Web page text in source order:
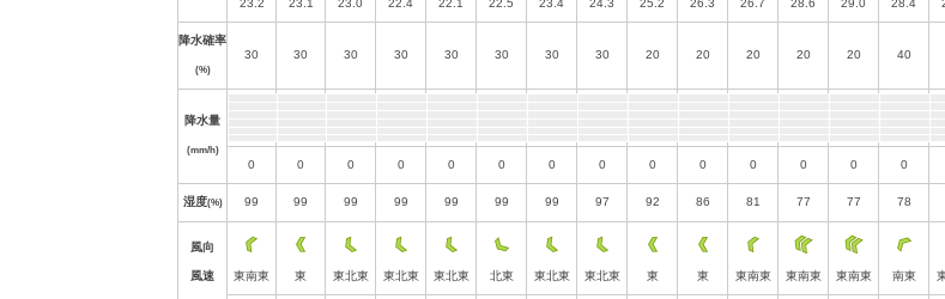
23.2 23.1 23.0 22.4 22.1 22.5 23.4 24.3 25.2 26.3 26.7 28.6 29.0 28.4
降水確率
(%)
30 30 30 30 30 30 30 30 20 20 20 20 20 40
降水量
(mm/h)
0 0 0 0 0 0 0 0 0 0 0 0 0 0
湿度(%) 99 99 99 99 99 99 99 97 92 86 81 77 77 78
風向
風速 東南東 東 東北東 東北東 東北東 北東 東北東 東北東 東 東 東南東 東南東 東南東 南東